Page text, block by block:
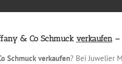
& Co Schmuck verkaufen–
Schmuck verkaufen? Bei Juwelier